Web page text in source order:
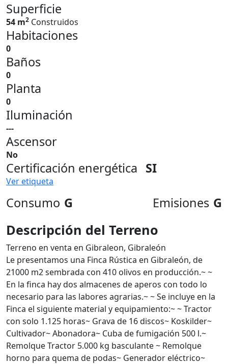
Superficie
54 m2 Construidos
Habitaciones
0
Baños
0
Planta
0
Iluminación
---
Ascensor
No
Certificación energética SI
Ver etiqueta
Consumo G Emisiones G
Descripción del Terreno
Terreno en venta en Gibraleon, Gibraleón
Le presentamos una Finca Rústica en Gibraleón, de
21000 m2 sembrada con 410 olivos en producción.~ ~
En la finca hay dos almacenes de aperos con todo lo
necesario para las labores agrarias.~ ~ Se incluye en la
Finca el siguiente material y equipamiento:~ ~ Tractor
con solo 1.125 horas~ Grava de 16 discos~ Koskilder~
Cultivador~ Abonadora~ Cuba de fumigación 500 l.~
Remolque Tractor 5.000 kg basculante ~ Remolque
horno para quema de podas~ Generador eléctrico~